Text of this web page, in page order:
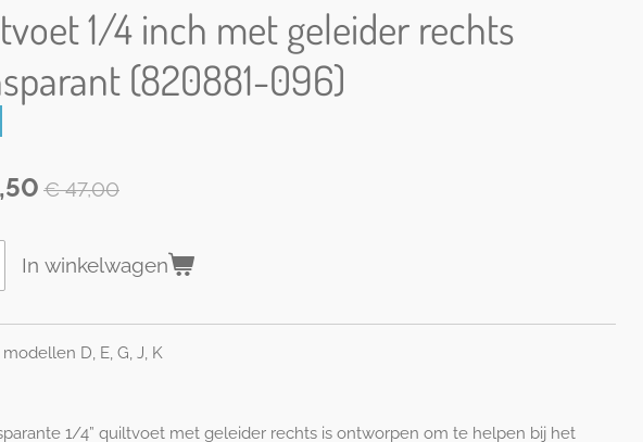
1/4 inch met geleider rechts
(820881-096)
€ 47,00
In winkelwagen
D, E, G, J, K
1/4” quiltvoet met geleider rechts is ontworpen om te helpen bij het